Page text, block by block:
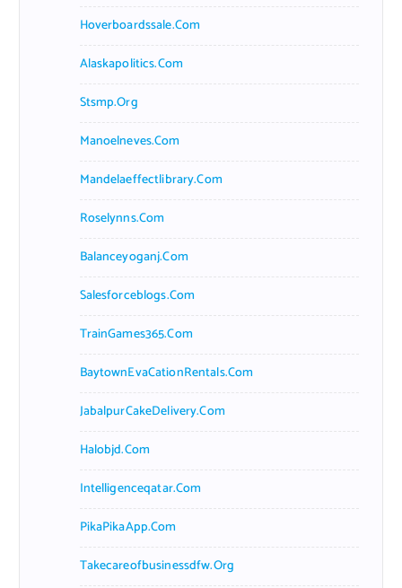
Hoverboardssale.com
Alaskapolitics.com
Stsmp.org
Manoelneves.com
Mandelaeffectlibrary.com
Roselynns.com
Balanceyoganj.com
Salesforceblogs.com
TrainGames365.com
BaytownEvaCationRentals.com
JabalpurCakeDelivery.com
Halobjd.com
Intelligenceqatar.com
PikaPikaApp.com
Takecareofbusinessdfw.org